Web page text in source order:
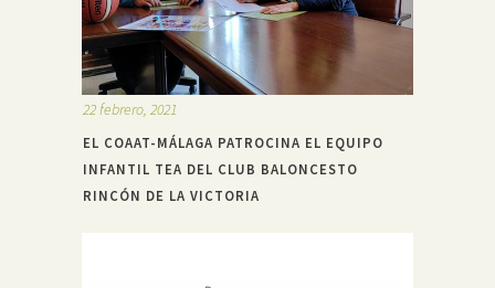
22 febrero, 2021
EL COAAT-MÁLAGA PATROCINA EL EQUIPO
INFANTIL TEA DEL CLUB BALONCESTO
RINCÓN DE LA VICTORIA